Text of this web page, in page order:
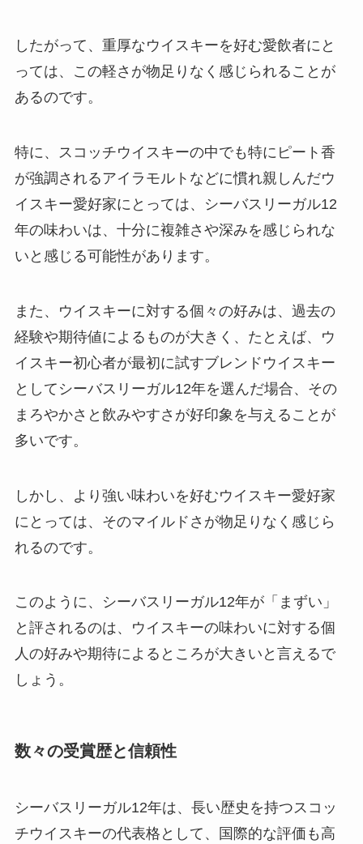
したがって、重厚なウイスキーを好む愛飲者にと
っては、この軽さが物足りなく感じられることが
あるのです。
特に、スコッチウイスキーの中でも特にピート香
が強調されるアイラモルトなどに慣れ親しんだウ
イスキー愛好家にとっては、シーバスリーガル12
年の味わいは、十分に複雑さや深みを感じられな
いと感じる可能性があります。
また、ウイスキーに対する個々の好みは、過去の
経験や期待値によるものが大きく、たとえば、ウ
イスキー初心者が最初に試すブレンドウイスキー
としてシーバスリーガル12年を選んだ場合、その
まろやかさと飲みやすさが好印象を与えることが
多いです。
しかし、より強い味わいを好むウイスキー愛好家
にとっては、そのマイルドさが物足りなく感じら
れるのです。
このように、シーバスリーガル12年が「まずい」
と評されるのは、ウイスキーの味わいに対する個
人の好みや期待によるところが大きいと言えるで
しょう。
数々の受賞歴と信頼性
シーバスリーガル12年は、長い歴史を持つスコッ
チウイスキーの代表格として、国際的な評価も高